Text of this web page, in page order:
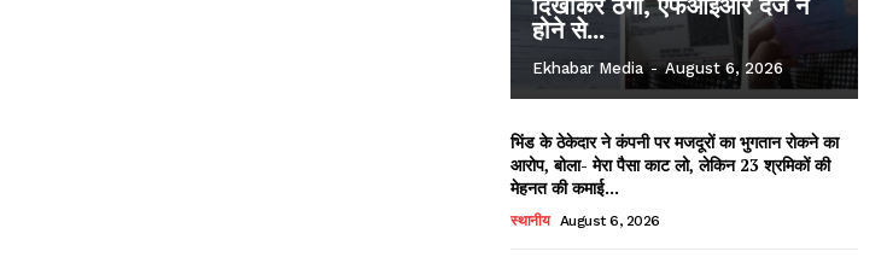
होने से...
Ekhabar Media - August 6, 2026
भिंड के ठेकेदार ने कंपनी पर मजदूरों का भुगतान रोकने का
आरोप, बोला- मेरा पैसा काट लो, लेकिन 23 श्रमिकों की
मेहनत की कमाई...
स्थानीय August 6, 2026